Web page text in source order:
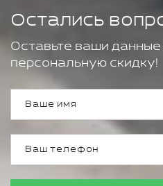
Остались
Оставьте ваши
персональную скидку!